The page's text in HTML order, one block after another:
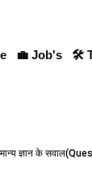
💼 Job's 🛠
ज्ञान के